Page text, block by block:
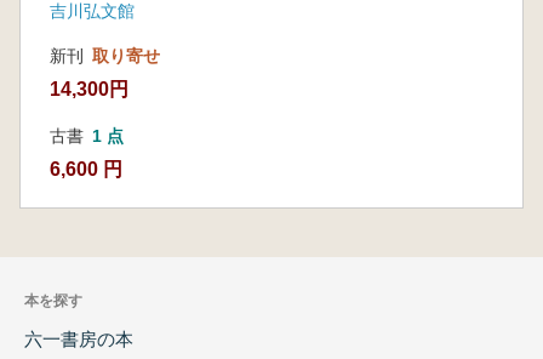
吉川弘文館
新刊 取り寄せ
14,300円
古書 1 点
6,600 円
本を探す
六一書房の本